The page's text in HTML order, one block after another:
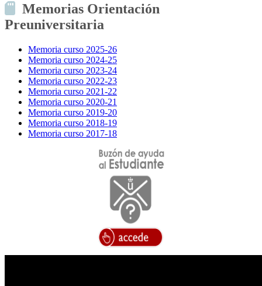
Memorias Orientación
Preuniversitaria
Memoria curso 2025-26
Memoria curso 2024-25
Memoria curso 2023-24
Memoria curso 2022-23
Memoria curso 2021-22
Memoria curso 2020-21
Memoria curso 2019-20
Memoria curso 2018-19
Memoria curso 2017-18